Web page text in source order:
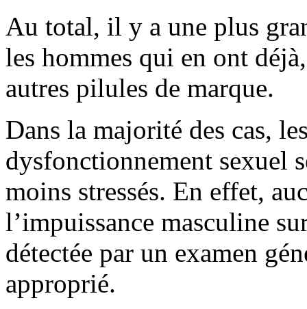
Au total, il y a une plus
les hommes qui en ont
autres pilules de marque.
Dans la majorité des cas,
dysfonctionnement sexuel
moins stressés. En effet,
l’impuissance masculine
détectée par un examen
approprié.